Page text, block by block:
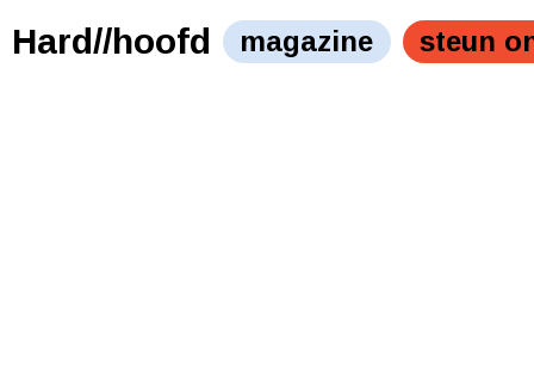
Hard//hoofd magazine steun